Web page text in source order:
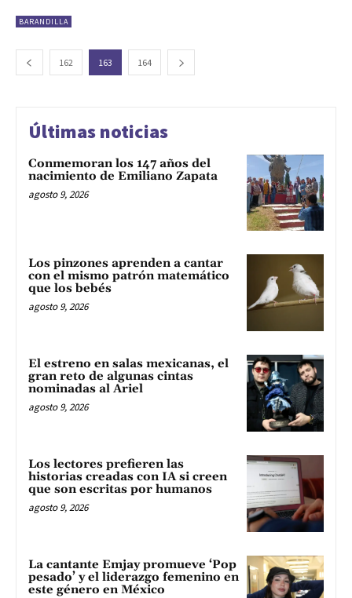
BARANDILLA
162 163 164
Últimas noticias
Conmemoran los 147 años del
nacimiento de Emiliano Zapata
agosto 9, 2026
Los pinzones aprenden a cantar
con el mismo patrón matemático
que los bebés
agosto 9, 2026
El estreno en salas mexicanas, el
gran reto de algunas cintas
nominadas al Ariel
agosto 9, 2026
Los lectores prefieren las
historias creadas con IA si creen
que son escritas por humanos
agosto 9, 2026
La cantante Emjay promueve ‘Pop
pesado’ y el liderazgo femenino en
este género en México